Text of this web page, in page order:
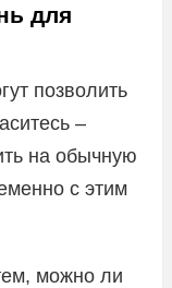
для
позволить
–
на обычную
с этим
можно ли